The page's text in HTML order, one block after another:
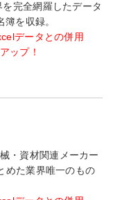
完全網羅したデータ
を収録。
データとの併用
ップ！
・資材関連メーカー
めた業界唯一のもの